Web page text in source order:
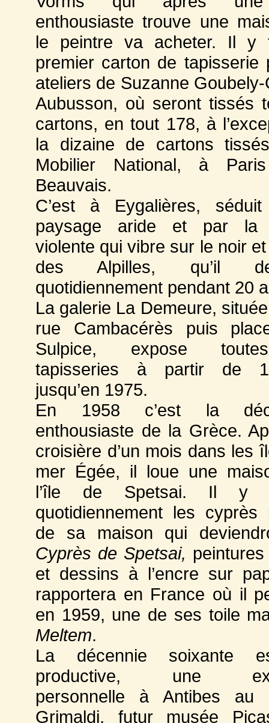
enthousiaste trouve une
le peintre va acheter. Il y
premier carton de tapisserie
ateliers de Suzanne
Aubusson, où seront tissés
cartons, en tout 178, à
la dizaine de cartons
Mobilier National, à
Beauvais.
C’est à Eygalières,
paysage aride et par la
violente qui vibre sur le noir
des Alpilles, qu’il
quotidiennement pendant 20
La galerie La Demeure, située
rue Cambacérès puis
Sulpice, expose
tapisseries à partir de
jusqu’en 1975.
En 1958 c’est la
enthousiaste de la Grèce.
croisière d’un mois dans les
mer Égée, il loue une
l’île de Spetsai. Il y
quotidiennement les cyprès
de sa maison qui
Cyprès de Spetsai, peintures
et dessins à l’encre sur
rapportera en France où il
en 1959, une de ses toile
Meltem.
La décennie soixante
productive, une
personnelle à Antibes au
Grimaldi, futur musée